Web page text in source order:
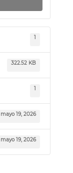
1
322.52 KB
1
mayo 19, 2026
mayo 19, 2026